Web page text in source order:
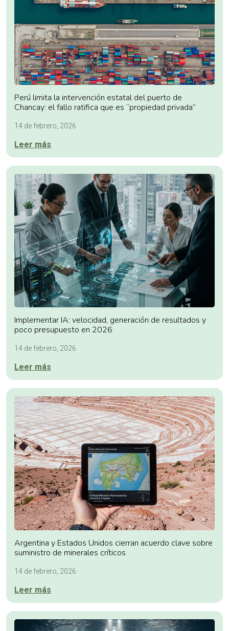
Perú limita la intervención estatal del puerto de
Chancay: el fallo ratifica que es “propiedad privada”
14 de febrero, 2026
Leer más
Implementar IA: velocidad, generación de resultados y
poco presupuesto en 2026
14 de febrero, 2026
Leer más
Argentina y Estados Unidos cierran acuerdo clave sobre
suministro de minerales críticos
14 de febrero, 2026
Leer más